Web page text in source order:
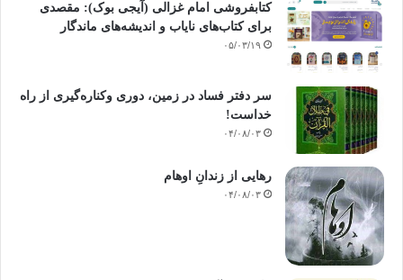
کتابفروشی امام غزالی (آیجی بوک): مقصدی
برای کتاب‌های نایاب و اندیشه‌های ماندگار
۰۵/۰۳/۱۹
سر دفتر فساد در زمین‌، دوری وکناره‌گیری از راه
خداست‌!
۰۴/۰۸/۰۳
رهایی از زندانِ اوهام
۰۴/۰۸/۰۳